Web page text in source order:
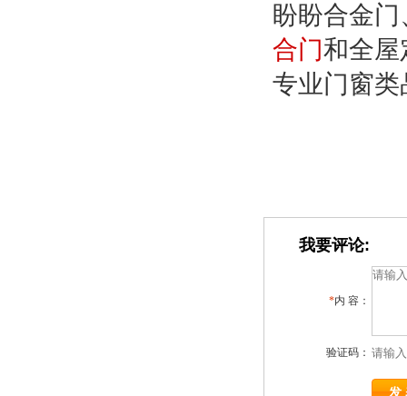
盼盼合金门
合门和全屋
专业门窗
我要评论:
*内 容：
验证码：